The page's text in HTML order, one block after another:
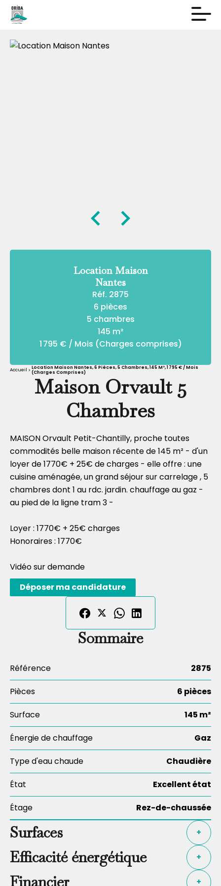
Location Maison
Nantes
Réf. 2875
6 pièces
5 chambres
145 m²
1 795 € / Mois (Charges comprises)
Accueil
Location Maison Nantes, 6 Pièces, 5 Chambres, 145 M², 1 795 € / Mois
(Charges Comprises)
Maison Orvault 5
Chambres
MAISON Orvault Petit-Chantilly, proche toutes
commodités belle maison récente de 145 m² - d'un
loyer de 1770€ + 25€ de charges - elle offre : une
cuisine aménagée, un grand séjour sur carrelage , 5
chambres dont 1 au rdc. jardin. chauffage au gaz -
au pied de la ligne tram 3 -
Loyer : 1770€ + 25€ charges
Honoraires : 1770€
Vidéo sur demande
Déposer ma candidature
Sommaire
Référence 2875
Pièces 6 pièces
Surface 145 m²
Énergie de chauffage Gaz
Type d'eau chaude Chaudière
État Excellent état
Étage Rez-de-chaussée
Surfaces +
Efficacité énergétique +
Financier +